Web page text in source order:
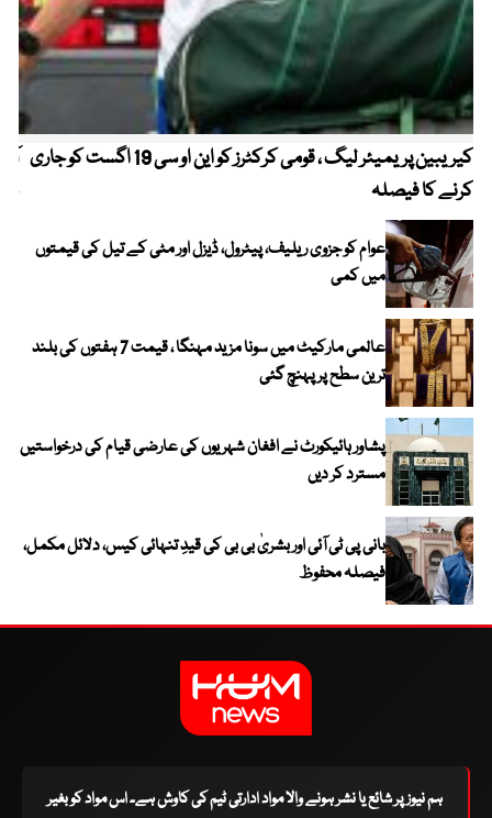
کیریبین پریمیئر لیگ ، قومی کرکٹرز کو این او سی 19 اگست کو جاری
کرنے کا فیصلہ
عوام کو جزوی ریلیف، پیٹرول، ڈیزل اور مٹی کے تیل کی قیمتوں
میں کمی
عالمی مارکیٹ میں سونا مزید مہنگا ، قیمت 7 ہفتوں کی بلند
ترین سطح پر پہنچ گئی
پشاور ہائیکورٹ نے افغان شہریوں کی عارضی قیام کی درخواستیں
مسترد کر دیں
بانی پی ٹی آئی اور بشریٰ بی بی کی قیدِ تنہائی کیس، دلائل مکمل،
فیصلہ محفوظ
ہم نیوز پر شائع یا نشر ہونے والا مواد ادارتی ٹیم کی کاوش ہے۔ اس مواد کو بغیر